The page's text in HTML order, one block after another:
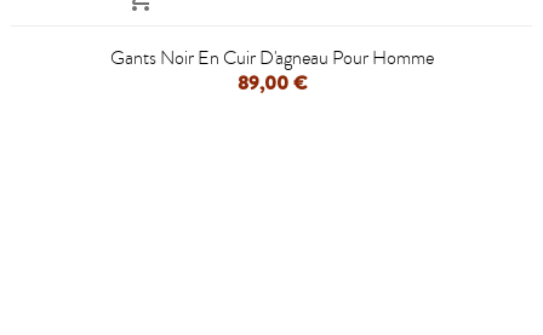
Gants Noir En Cuir D'agneau Pour Homme
89,00 €